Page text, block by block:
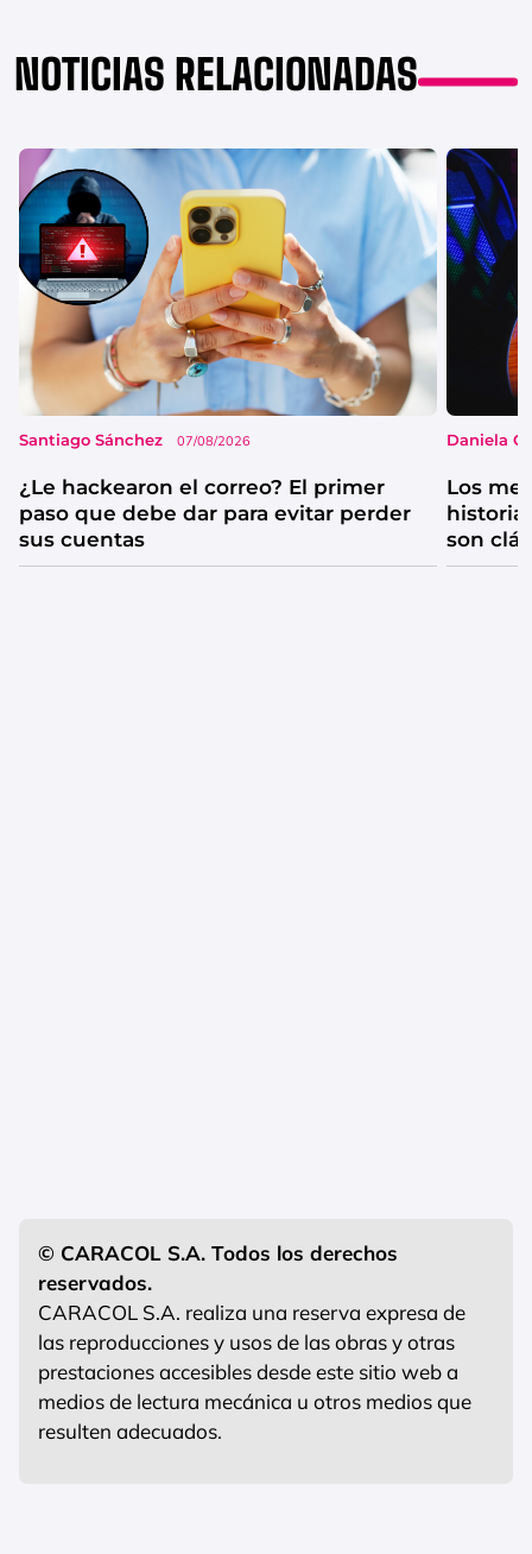
NOTICIAS RELACIONADAS
Santiago Sánchez 07/08/2026
¿Le hackearon el correo? El primer
paso que debe dar para evitar perder
sus cuentas
Daniela
Los
historia
son
© CARACOL S.A. Todos los derechos
reservados.
CARACOL S.A. realiza una reserva expresa de
las reproducciones y usos de las obras y otras
prestaciones accesibles desde este sitio web a
medios de lectura mecánica u otros medios que
resulten adecuados.